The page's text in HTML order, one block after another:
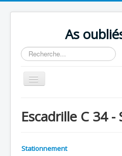
As
Rechercher
Basculer
la
Chronologie
Escadrille C 34 -
Stationnement